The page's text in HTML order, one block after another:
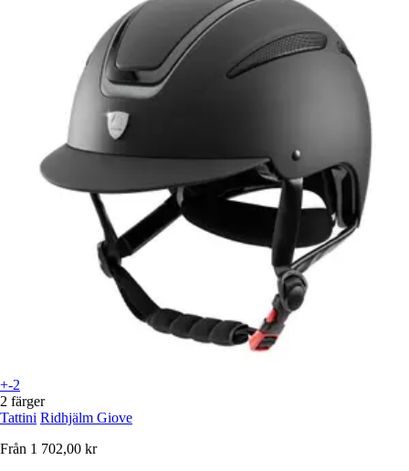
+-2
2 färger
Tattini Ridhjälm Giove
Från 1 702,00 kr